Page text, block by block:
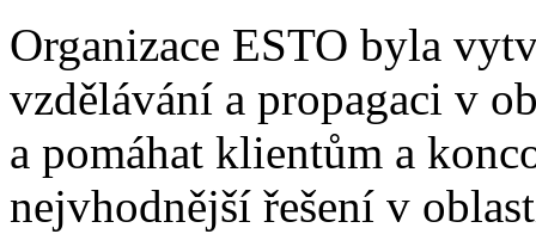
Organizace ESTO byla
vzdělávání a propagaci v
a pomáhat klientům a
nejvhodnější řešení v